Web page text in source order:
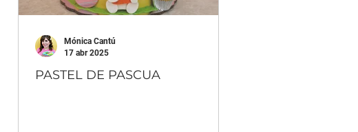
PASTEL DE PASCUA
Mónica Cantú
17 abr 2025